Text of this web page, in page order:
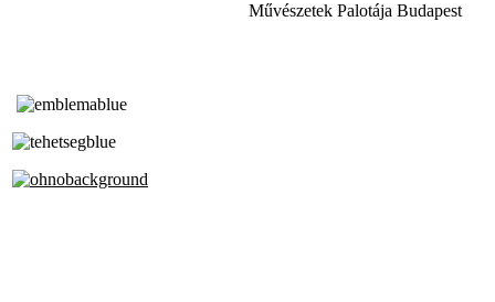
Művészetek Palotája Budapest